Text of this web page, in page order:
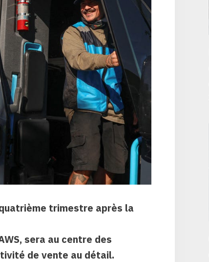
trimestre après la
sera au centre des
de vente au détail.